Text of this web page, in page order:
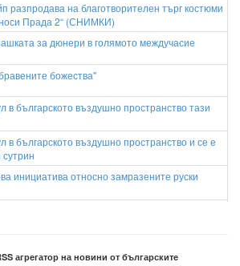
разпродава на благотворителен търг костюми
Прада 2“ (СНИМКИ)
за дюнери в голямото междучасие
божества"
в българското въздушно пространство тази
в българското въздушно пространство и се е
инициатива относно замразените руски
в българското въздушно пространство
агрегатор на новини от българските